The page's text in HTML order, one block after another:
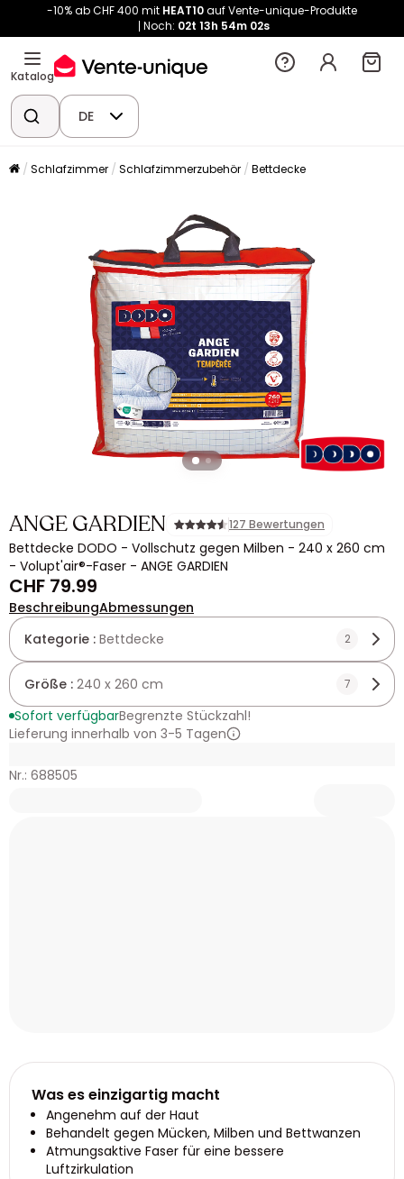
-10% ab CHF 400 mit HEAT10auf Vente-unique-Produkte
Noch: 02t 13h 54m 02s
Katalog
DE
Schlafzimmer Schlafzimmerzubehör Bettdecke
ANGE GARDIEN 127 Bewertungen
Bettdecke DODO - Vollschutz gegen Milben - 240 x 260 cm
- Volupt'air®-Faser - ANGE GARDIEN
CHF 79.99
BeschreibungAbmessungen
Kategorie : Bettdecke 2
Größe : 240 x 260 cm 7
Sofort verfügbarBegrenzte Stückzahl!
Lieferung innerhalb von 3-5 Tagen
Nr.: 688505
Was es einzigartig macht
Angenehm auf der Haut
Behandelt gegen Mücken, Milben und Bettwanzen
Atmungsaktive Faser für eine bessere
Luftzirkulation